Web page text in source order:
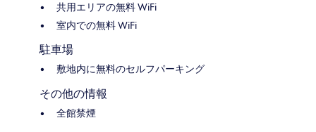
共用エリアの無料 WiFi
室内での無料 WiFi
駐車場
敷地内に無料のセルフパーキング
その他の情報
全館禁煙